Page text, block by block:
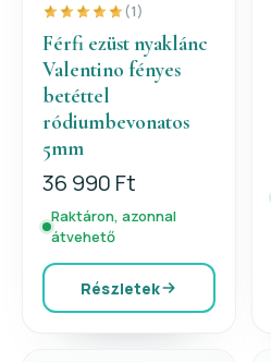
(1)
Férfi ezüst nyaklánc
Valentino fényes
betéttel
ródiumbevonatos
5mm
36 990 Ft
Raktáron, azonnal
átvehető
Részletek